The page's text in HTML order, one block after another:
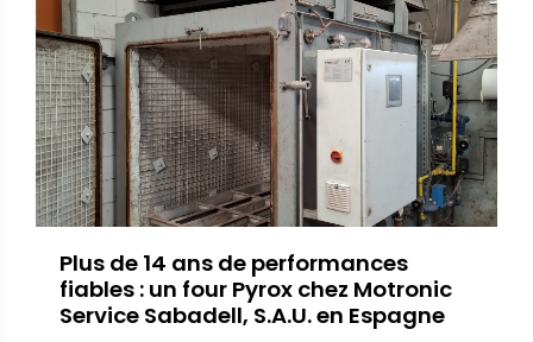
Plus de 14 ans de performances
fiables : un four Pyrox chez Motronic
Service Sabadell, S.A.U. en Espagne